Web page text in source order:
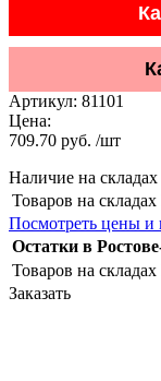
Артикул: 81101
Цена:
709.70 руб. /шт
Наличие на складах
Товаров на
Посмотреть цены и
Остатки в
Товаров на
Заказать